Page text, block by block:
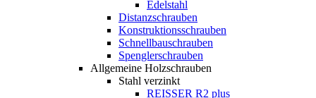
Edelstahl
Distanzschrauben
Konstruktionsschrauben
Schnellbauschrauben
Spenglerschrauben
Allgemeine Holzschrauben
Stahl verzinkt
REISSER R2 plus